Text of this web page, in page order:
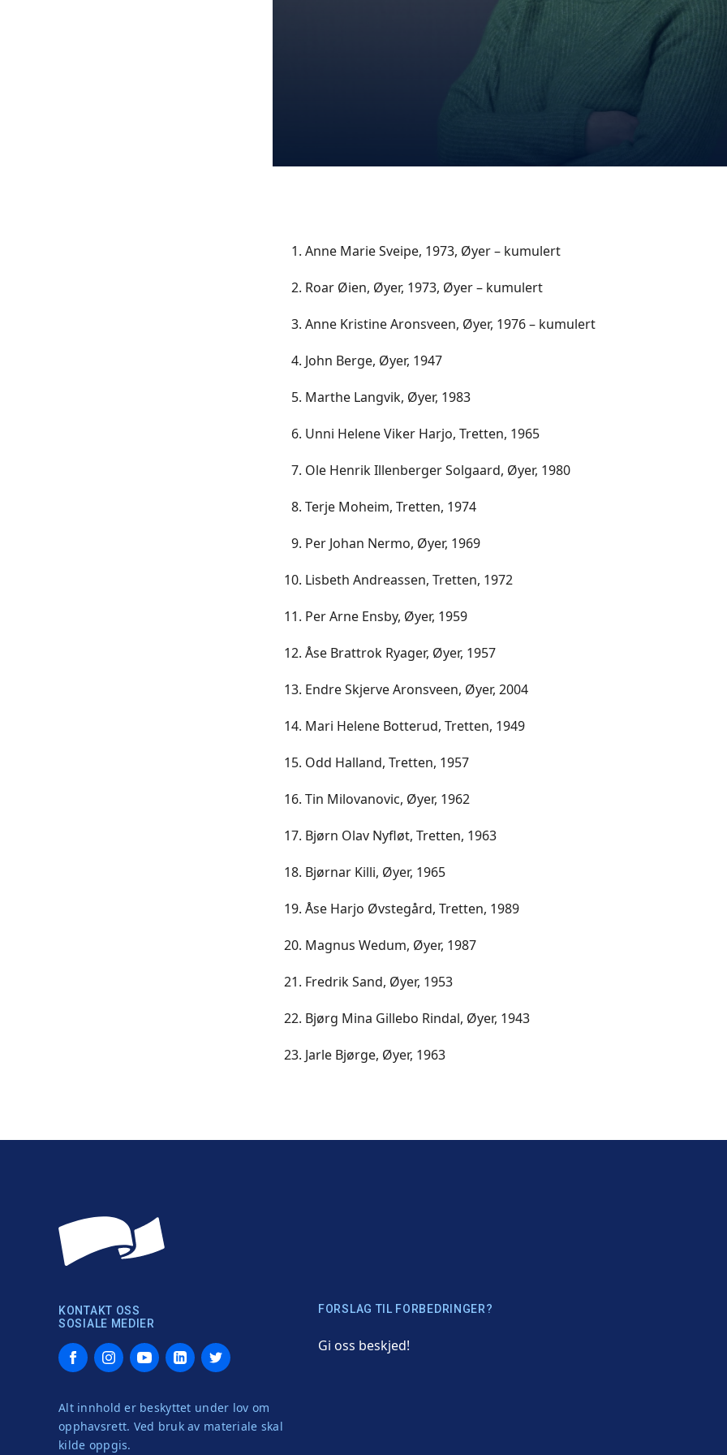
Anne Marie Sveipe, 1973, Øyer – kumulert
Roar Øien, Øyer, 1973, Øyer – kumulert
Anne Kristine Aronsveen, Øyer, 1976 – kumulert
John Berge, Øyer, 1947
Marthe Langvik, Øyer, 1983
Unni Helene Viker Harjo, Tretten, 1965
Ole Henrik Illenberger Solgaard, Øyer, 1980
Terje Moheim, Tretten, 1974
Per Johan Nermo, Øyer, 1969
Lisbeth Andreassen, Tretten, 1972
Per Arne Ensby, Øyer, 1959
Åse Brattrok Ryager, Øyer, 1957
Endre Skjerve Aronsveen, Øyer, 2004
Mari Helene Botterud, Tretten, 1949
Odd Halland, Tretten, 1957
Tin Milovanovic, Øyer, 1962
Bjørn Olav Nyfløt, Tretten, 1963
Bjørnar Killi, Øyer, 1965
Åse Harjo Øvstegård, Tretten, 1989
Magnus Wedum, Øyer, 1987
Fredrik Sand, Øyer, 1953
Bjørg Mina Gillebo Rindal, Øyer, 1943
Jarle Bjørge, Øyer, 1963
KONTAKT OSS
SOSIALE MEDIER
FacebookInstagramYouTubeLinkedInTwitter
Alt innhold er beskyttet under lov om
opphavsrett. Ved bruk av materiale skal
kilde oppgis.
FORSLAG TIL FORBEDRINGER?
Gi oss beskjed!